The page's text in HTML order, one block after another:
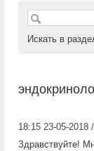
Искать в
18:15 23-05-2018
Здравствуйте!